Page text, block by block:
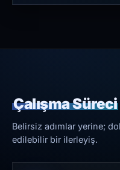
Çalışma Süreci
Belirsiz adımlar yerine;
edilebilir bir ilerleyiş.